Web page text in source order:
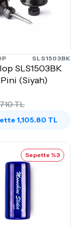
SLS1503BK
SLS1503BK
Pini (Siyah)
TL
1,105.80 TL
Sepette %3